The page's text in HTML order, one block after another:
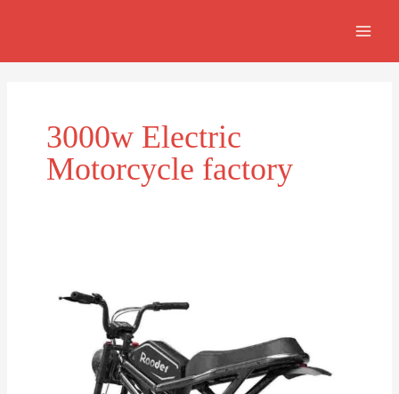
3000w Electric
Motorcycle factory